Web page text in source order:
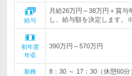
給与
月給26万円～38万円＋賞
し、給与額を決定します。
初年度
年収
390万円～570万円
勤務
8：30 ～ 17：30（休憩60